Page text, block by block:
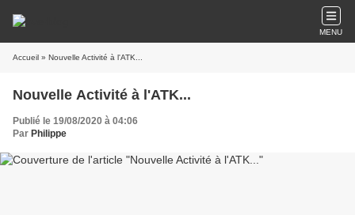
MENU
Accueil » Nouvelle Activité à l'ATK...
Nouvelle Activité à l'ATK...
Publié le 19/08/2020 à 04:06
Par Philippe